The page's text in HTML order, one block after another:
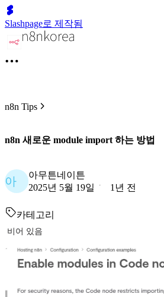
Slashpage로 제작됨
n8n Tips
n8n 새로운 module import 하는 방법
아
아무튼네이튼
2025년 5월 19일
1년 전
카테고리
비어 있음